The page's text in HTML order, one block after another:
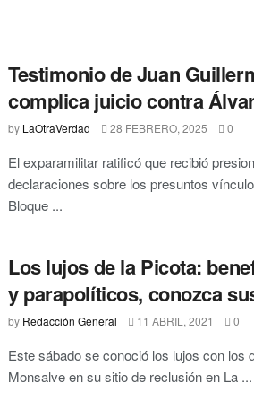
Testimonio de Juan
complica juicio contra
by LaOtraVerdad 28 FEBRERO, 2025 0
El exparamilitar ratificó que recibió
declaraciones sobre los presuntos
Bloque ...
Los lujos de la Picota:
y parapolíticos, conozca
by Redacción General 11 ABRIL, 2021 0
Este sábado se conoció los lujos con los
Monsalve en su sitio de reclusión en La ...